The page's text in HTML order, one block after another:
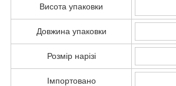
Висота упаковки
Довжина упаковки
Розмір нарізі
Імпортовано